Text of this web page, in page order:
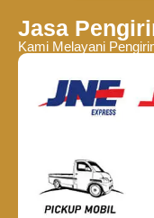
Jasa
Kami Melayani